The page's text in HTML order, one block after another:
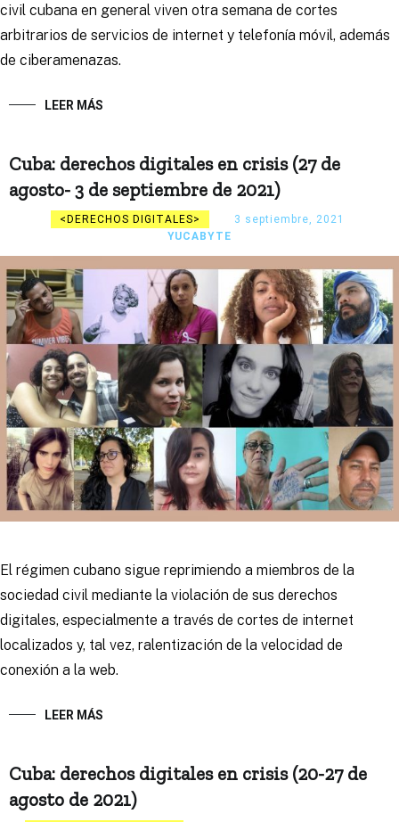
civil cubana en general viven otra semana de cortes
arbitrarios de servicios de internet y telefonía móvil, además
de ciberamenazas.
LEER MÁS
Cuba: derechos digitales en crisis (27 de
agosto- 3 de septiembre de 2021)
DERECHOS DIGITALES
3 septiembre, 2021
YUCABYTE
El régimen cubano sigue reprimiendo a miembros de la
sociedad civil mediante la violación de sus derechos
digitales, especialmente a través de cortes de internet
localizados y, tal vez, ralentización de la velocidad de
conexión a la web.
LEER MÁS
Cuba: derechos digitales en crisis (20-27 de
agosto de 2021)